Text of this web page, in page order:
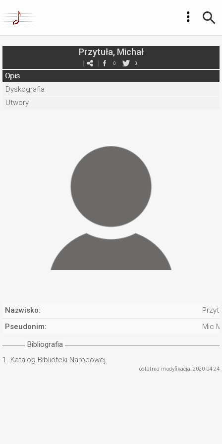
Przytuła, Michał
0 0
Opis
Dyskografia
Utwory
Nazwisko:
Pseudonim:
Mic
Bibliografia
1. Katalog Biblioteki Narodowej
ostatnia modyfikacja: 2020-04-24